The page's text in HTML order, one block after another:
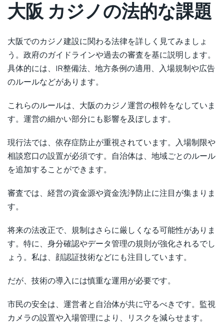
大阪 カジノの法的な課題
大阪でのカジノ建設に関わる法律を詳しく見てみましょ
う。政府のガイドラインや過去の審査を基に説明します。
具体的には、IR整備法、地方条例の適用、入場規制や広告
のルールなどがあります。
これらのルールは、大阪のカジノ運営の根幹をなしていま
す。運営の細かい部分にも影響を及ぼします。
現行法では、依存症防止が重視されています。入場制限や
相談窓口の設置が必須です。自治体は、地域ごとのルール
を追加することができます。
審査では、経営の資金源や資金洗浄防止に注目が集まりま
す。
将来の法改正で、規制はさらに厳しくなる可能性がありま
す。特に、身分確認やデータ管理の規則が強化されるでし
ょう。私は、顔認証技術などにも注目しています。
だが、技術の導入には慎重な運用が必要です。
市民の安全は、運営者と自治体が共に守るべきです。監視
カメラの設置や入場管理により、リスクを減らせます。